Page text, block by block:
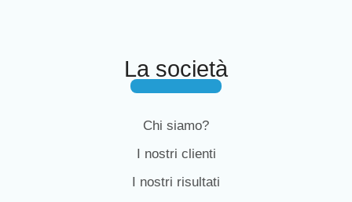
La società
Chi siamo?
I nostri clienti
I nostri risultati